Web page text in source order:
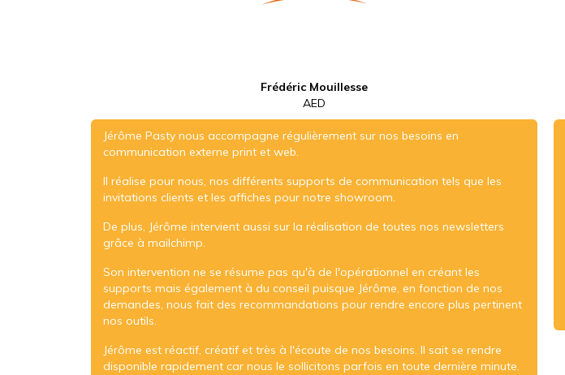
Frédéric Mouillesse
AED
Jérôme Pasty nous accompagne régulièrement sur nos besoins en
communication externe print et web.
Il réalise pour nous, nos différents supports de communication tels que les
invitations clients et les affiches pour notre showroom.
De plus, Jérôme intervient aussi sur la réalisation de toutes nos newsletters
grâce à mailchimp.
Son intervention ne se résume pas qu'à de l'opérationnel en créant les
supports mais également à du conseil puisque Jérôme, en fonction de nos
demandes, nous fait des recommandations pour rendre encore plus pertinent
nos outils.
Jérôme est réactif, créatif et très à l'écoute de nos besoins. Il sait se rendre
disponible rapidement car nous le sollicitons parfois en toute dernière minute.